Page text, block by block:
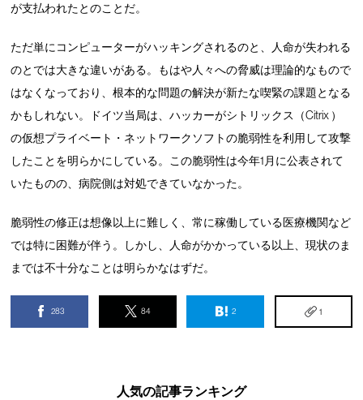
が支払われたとのことだ。
ただ単にコンピューターがハッキングされるのと、人命が失われる
のとでは大きな違いがある。もはや人々への脅威は理論的なもので
はなくなっており、根本的な問題の解決が新たな喫緊の課題となる
かもしれない。ドイツ当局は、ハッカーがシトリックス（Citrix ）
の仮想プライベート・ネットワークソフトの脆弱性を利用して攻撃
したことを明らかにしている。この脆弱性は今年1月に公表されて
いたものの、病院側は対処できていなかった。
脆弱性の修正は想像以上に難しく、常に稼働している医療機関など
では特に困難が伴う。しかし、人命がかかっている以上、現状のま
までは不十分なことは明らかなはずだ。
283 84 2 1
人気の記事ランキング